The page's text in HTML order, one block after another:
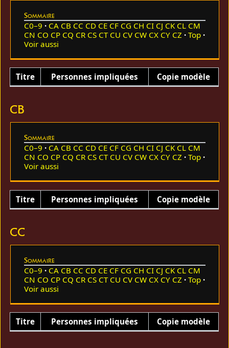
Sommaire
C0–9 CA CB CC CD CE CF CG CH CI CJ CK CL CM
CN CO CP CQ CR CS CT CU CV CW CX CY CZ
Top
Voir aussi
Titre Personnes impliquées Copie modèle
CB
Sommaire
C0–9 CA CB CC CD CE CF CG CH CI CJ CK CL CM
CN CO CP CQ CR CS CT CU CV CW CX CY CZ
Top
Voir aussi
Titre Personnes impliquées Copie modèle
CC
Sommaire
C0–9 CA CB CC CD CE CF CG CH CI CJ CK CL CM
CN CO CP CQ CR CS CT CU CV CW CX CY CZ
Top
Voir aussi
Titre Personnes impliquées Copie modèle